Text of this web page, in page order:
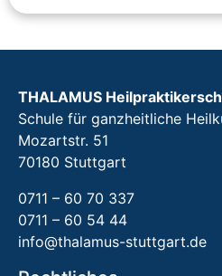
THALAMUS
Schule für ganzheitliche
Mozartstr. 51
70180 Stuttgart
0711 – 60 70 337
0711 – 60 54 44
info@thalamus-stuttgart.de